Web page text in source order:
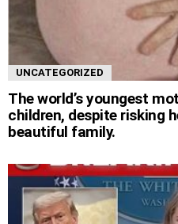
UNCATEGORIZED
The world’s youngest
children, despite risking
beautiful family.